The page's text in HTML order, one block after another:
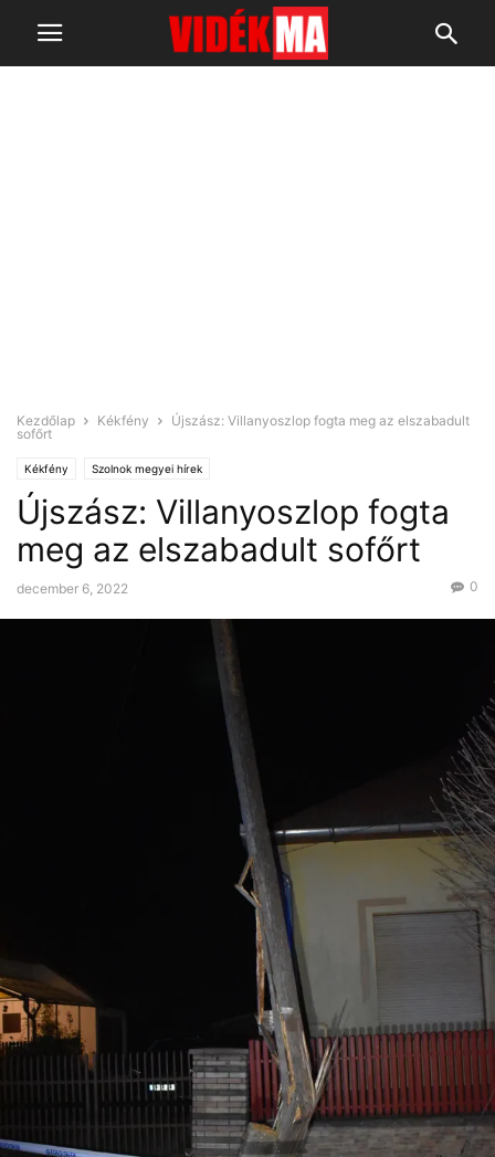
Kezdőlap Kékfény
Újszász: Villanyoszlop fogta meg az elszabadult
sofőrt
Kékfény Szolnok megyei hírek
Újszász: Villanyoszlop fogta
meg az elszabadult sofőrt
december 6, 2022 0